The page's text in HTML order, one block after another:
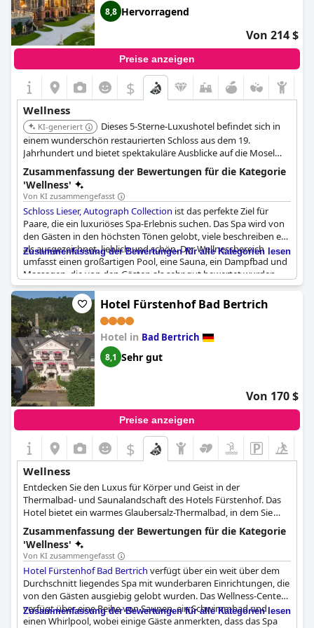
in den ganzjährig beheizten Innen- und Außenpools des Hotels
schwimmen, die über Massagedüsen und Whirlpool-Liegen
verfügen. Der Saunabereich, HitzeQuell genannt, bietet einen
textilfreien Bereich, eine Kräutersauna und eine Zirbenaufguss-
Sauna mit täglich wechselnden Düften.
8,8 Hervorragend
Von 214 $
Preise anzeigen
$
Wellness
KI-generiert
Dieses 5-Sterne-Luxushotel befindet sich in
einem wunderschön restaurierten Schloss aus dem 19.
Jahrhundert und bietet spektakuläre Ausblicke auf die Mosel
und die Weinberge. Der Spa- & Wellnessbereich verfügt über
einen Innenpool, mehrere Saunen und ein Dampfbad.
Schönheitsbehandlungen und Massagen sind verfügbar. Das
Hotel bietet eine Auswahl an lokalen und internationalen
Weinen in seinem beeindruckenden Weinkeller.
Zusammenfassung der Bewertungen für die Kategorie
'Wellness'
Von KI zusammengefasst
Schloss Lieser, Autograph Collection ist das perfekte Ziel für
Paare, die ein luxuriöses Spa-Erlebnis suchen. Das Spa wird von
den Gästen in den höchsten Tönen gelobt, viele beschreiben es
als ausgezeichnet, lieblich und schön. Der Wellnessbereich
umfasst einen großartigen Pool, eine Sauna, ein Dampfbad und
Massagen, die von den Gästen als sehr gut bewertet wurden.
Die Sauna und der Poolbereich wurden ebenfalls sehr gelobt,
wobei insbesondere die Saunalandschaft hervorgehoben
wurde. Einige Gäste empfanden den Poolbereich als etwas zu
klein, aber das war insgesamt ein kleiner Kritikpunkt. Das
hoteleigene Spa ist laut mehreren Bewertungen eine der
beliebtesten Einrichtungen, die sehr entspannend und
verjüngend ist. Allerdings wurde bemängelt, dass der Innenpool
renoviert und erweitert werden müsste, um mehr Gäste
aufnehmen zu können. Nichtsdestotrotz war der Aufenthalt im
Schloss Lieser, Autograph Collection
, ein unvergessliches
Erlebnis und das Hotelpersonal bot einen ausgezeichneten
Zusammenfassung der Bewertungen für alle Kategorien lesen
Hotel Fürstenhof Bad Bertrich
Hotel in Bad Bertrich
8,1 Sehr gut
Von 170 $
Preise anzeigen
$
Wellness
Entdecken Sie den Luxus für Körper und Geist in der
Thermalbad- und Saunalandschaft des Hotels Fürstenhof. Das
Hotel bietet ein warmes Glaubersalz-Thermalbad, in dem Sie
neue Energie tanken können. Entspannen Sie im herrlichen
Ambiente des Palais Belle Époque mit Saunen, Dampfgrotte,
Eisgrotte und Erlebnisdusche. Lassen Sie sich mit Massagen
verwöhnen, darunter eine Traubenkernölmassage, eine
Eifelmassage und ein Ganzkörperpeeling, oder probieren Sie
Cremepackungen wie die schlankmachende Meeresalgen-
Körperpackung oder die Pfirsich-Cremepackung. Auch
Gesichtsbehandlungen, darunter eine erfrischende
Zusammenfassung der Bewertungen für die Kategorie
'Wellness'
Von KI zusammengefasst
Hotel Fürstenhof Bad Bertrich verfügt über ein weit über dem
Durchschnitt liegendes Spa mit wunderbaren Einrichtungen, die
von den Gästen ausgiebig gelobt wurden. Das Wellness-Center
verfügt über eine Reihe von Saunen, ein Schwimmbad und
einen Whirlpool, wobei einige Gäste anmerkten, dass das Spa
Zusammenfassung der Bewertungen für alle Kategorien lesen